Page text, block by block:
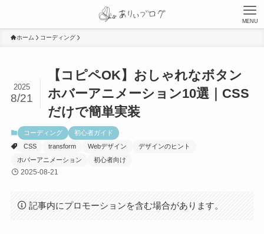
MENU
ホーム コーディング
【コピペOK】おしゃれなボタン
ホバーアニメーション10選｜CSS
だけで簡単実装
2025
8/21
コーディング
初心者ガイド
CSS
transform Webデザイン
デザインのヒント
ホバーアニメーション
初心者向け
2025-08-21
記事内にプロモーションを含む場合があります。